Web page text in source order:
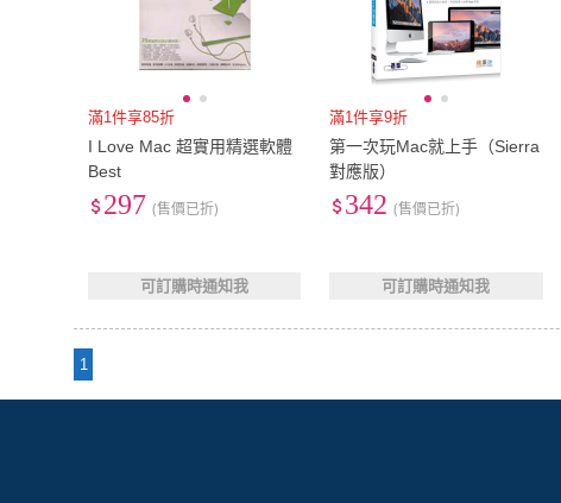
滿1件享85折
I Love Mac 超實用精選軟體
Best
297 (售價已折)
可訂購時通知我
滿1件享9折
第一次玩Mac就上手（Sierra
對應版）
342 (售價已折)
可訂購時通知我
1